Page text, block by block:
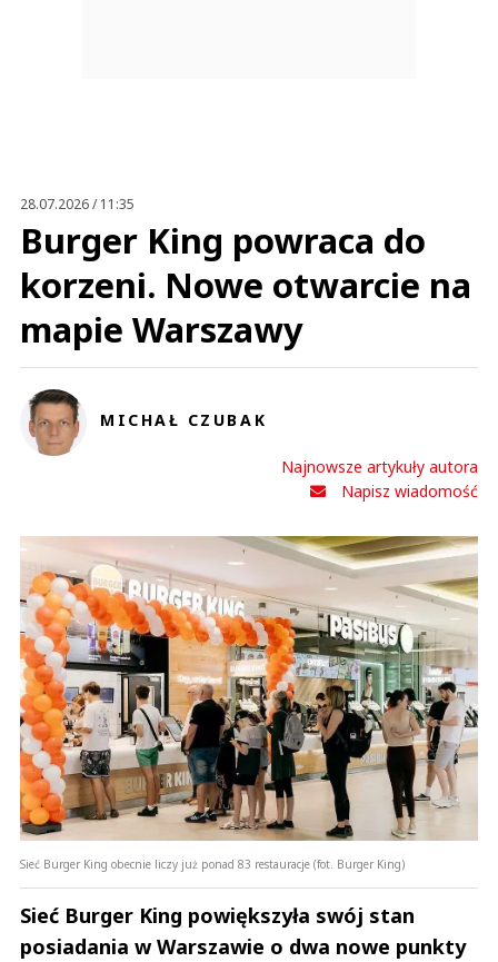
28.07.2026 / 11:35
Burger King powraca do
korzeni. Nowe otwarcie na
mapie Warszawy
MICHAŁ CZUBAK
Najnowsze artykuły autora
Napisz wiadomość
Sieć Burger King obecnie liczy już ponad 83 restauracje (fot. Burger King)
Sieć Burger King powiększyła swój stan
posiadania w Warszawie o dwa nowe punkty